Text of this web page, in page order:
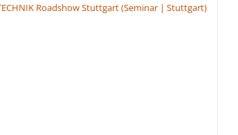
Roadshow Stuttgart (Seminar | Stuttgart)